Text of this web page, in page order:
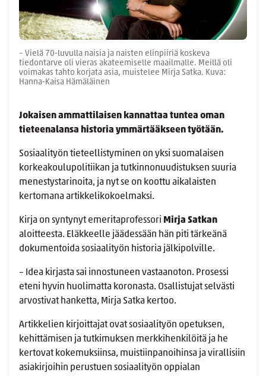
– Vielä 70-luvulla naisia ja naisten elinpiiriä koskeva
tiedontarve oli vieras akateemiselle maailmalle. Meillä oli
voimakas tahto korjata asia, muistelee Mirja Satka. Kuva:
Hanna-Kaisa Hämäläinen
Jokaisen ammattilaisen kannattaa tuntea oman
tieteenalansa historia ymmärtääkseen työtään.
Sosiaalityön tieteellistyminen on yksi suomalaisen
korkeakoulupolitiikan ja tutkinnonuudistuksen suuria
menestystarinoita, ja nyt se on koottu aikalaisten
kertomana artikkelikokoelmaksi.
Kirja on syntynyt emeritaprofessori Mirja Satkan
aloitteesta. Eläkkeelle jäädessään hän piti tärkeänä
dokumentoida sosiaalityön historia jälkipolville.
– Idea kirjasta sai innostuneen vastaanoton. Prosessi
eteni hyvin huolimatta koronasta. Osallistujat selvästi
arvostivat hanketta, Mirja Satka kertoo.
Artikkelien kirjoittajat ovat sosiaalityön opetuksen,
kehittämisen ja tutkimuksen merkkihenkilöitä ja he
kertovat kokemuksiinsa, muistiinpanoihinsa ja virallisiin
asiakirjoihin perustuen sosiaalityön oppialan